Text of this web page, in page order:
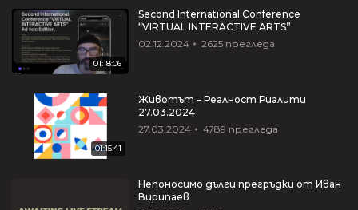
01:18:06
Second International Conference
“VIRTUAL INTERACTIVE ARTS”
02.12.2024
2625 прегледа
01:15:41
Животът – Реалност Риалити
27.03.2024
27.03.2024
4789 прегледа
Непоносимо дълги прегръдки от Иван
Вирипаев